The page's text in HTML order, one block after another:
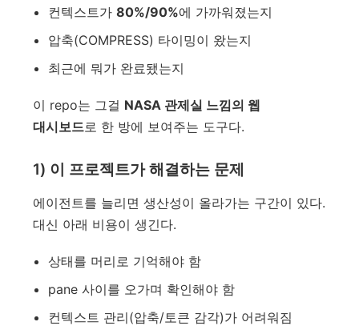
컨텍스트가 80%/90%에 가까워졌는지
압축(COMPRESS) 타이밍이 왔는지
최근에 뭐가 완료됐는지
이 repo는 그걸 NASA 관제실 느낌의 웹
대시보드로 한 방에 보여주는 도구다.
1) 이 프로젝트가 해결하는 문제
에이전트를 늘리면 생산성이 올라가는 구간이 있다.
대신 아래 비용이 생긴다.
상태를 머리로 기억해야 함
pane 사이를 오가며 확인해야 함
컨텍스트 관리(압축/토큰 감각)가 어려워짐